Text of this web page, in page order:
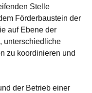
Stelle
Förderbaustein der
auf Ebene der
unterschiedliche
zu koordinieren und
der Betrieb einer